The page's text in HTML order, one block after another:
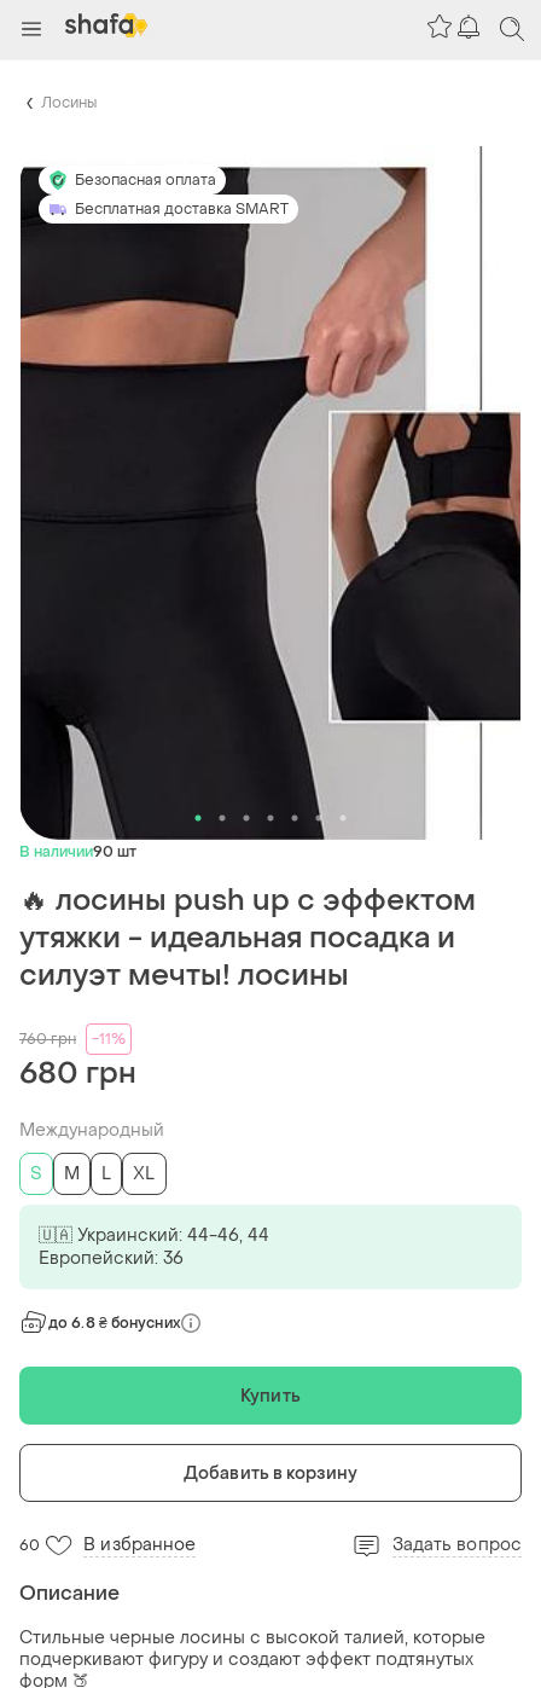
Лосины
Безопасная оплата
Бесплатная доставка SMART
В наличии90 шт
🔥 лосины push up с эффектом
утяжки - идеальная посадка и
силуэт мечты! лосины
760грн -11%
680 грн
Международный
S
M L XL
🇺🇦 Украинский: 44-46, 44
Европейский: 36
до 6.8 ₴ бонусних
Купить
Добавить в корзину
60 В избранное Задать вопрос
Описание
Стильные черные лосины с высокой талией, которые
подчеркивают фигуру и создают эффект подтянутых
форм 🍑